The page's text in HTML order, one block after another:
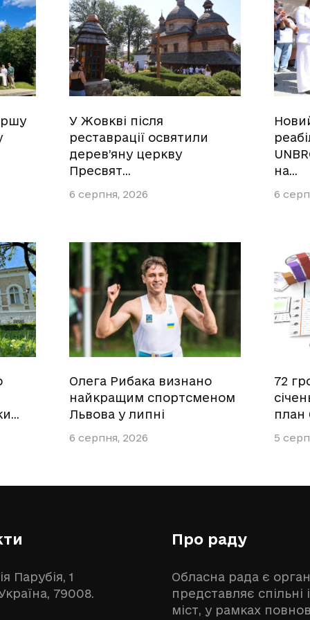
У Жовкві після
реставрації освятили
дерев’яну церкву
Пресвят…
6 серпня, 2026
на…
6
Олега Рибака визнано
найкращим спортсменом
Львова у липні
6 серпня, 2026
72
5
Парубія, 1
79008.
Про раду
Обласна рада є
представляє
міст, у рамках